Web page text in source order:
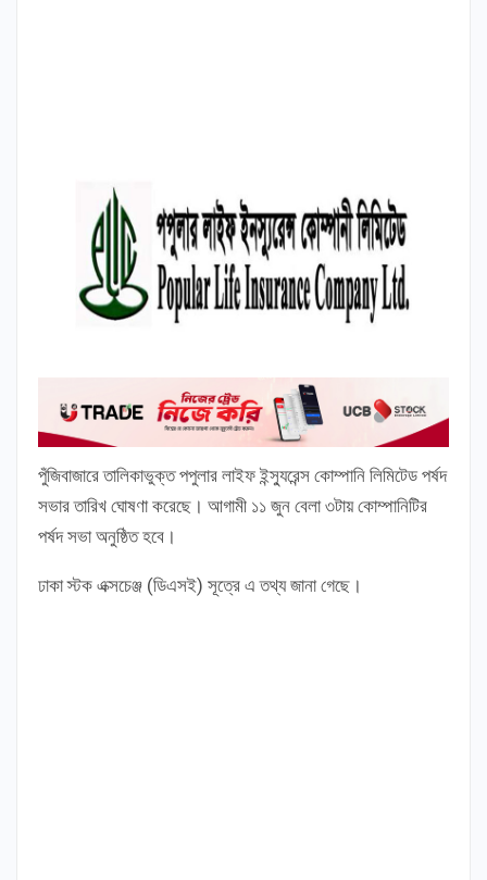
পুঁজিবাজারে তালিকাভুক্ত পপুলার লাইফ ইন্স্যুরেন্স কোম্পানি লিমিটেড পর্ষদ
সভার তারিখ ঘোষণা করেছে। আগামী ১১ জুন বেলা ৩টায় কোম্পানিটির
পর্ষদ সভা অনুষ্ঠিত হবে।
ঢাকা স্টক এক্সচেঞ্জ (ডিএসই) সূত্রে এ তথ্য জানা গেছে।